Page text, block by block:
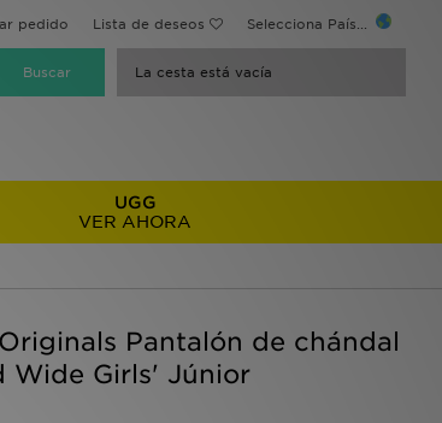
pedido Lista de deseos Selecciona País...
La cesta está vacía
UGG
VER AHORA
Pantalón de chándal
Wide Girls' Júnior